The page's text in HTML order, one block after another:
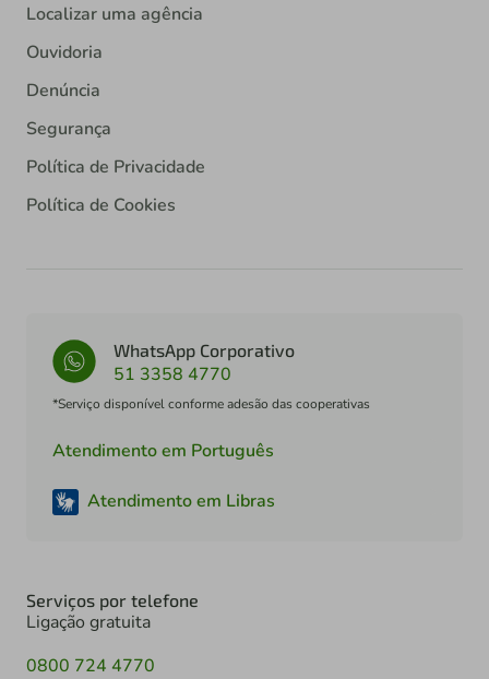
Localizar uma agência
Ouvidoria
Denúncia
Segurança
Política de Privacidade
Política de Cookies
WhatsApp Corporativo
51 3358 4770
*Serviço disponível conforme adesão das cooperativas
Atendimento em Português
Atendimento em Libras
Serviços por telefone
Ligação gratuita
0800 724 4770